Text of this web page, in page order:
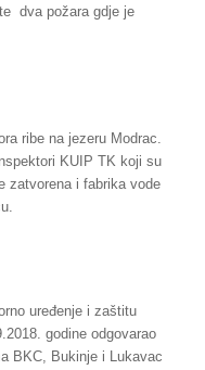
dva požara gdje je
ribe na jezeru Modrac.
KUIP TK koji su
zatvorena i fabrika vode
uređenje i zaštitu
godine odgovarao
BKC, Bukinje i Lukavac